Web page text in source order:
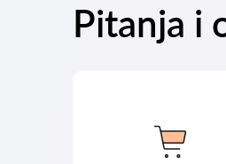
Pitanja i